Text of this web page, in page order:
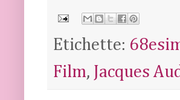
Etichette:
Film, Jacques